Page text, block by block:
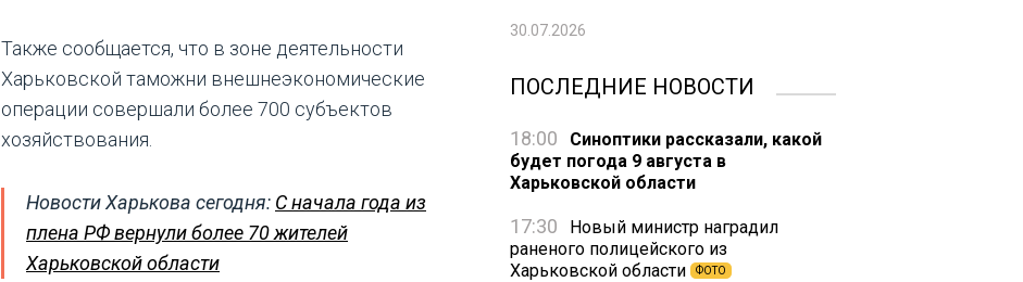
Также сообщается, что в зоне деятельности
Харьковской таможни внешнеэкономические
операции совершали более 700 субъектов
хозяйствования.
Новости Харькова сегодня: С начала года из
плена РФ вернули более 70 жителей
Харьковской области
30.07.2026
ПОСЛЕДНИЕ НОВОСТИ
18:00
Синоптики рассказали, какой
будет погода 9 августа в
Харьковской области
17:30
Новый министр наградил
раненого полицейского из
Харьковской области
ФОТО